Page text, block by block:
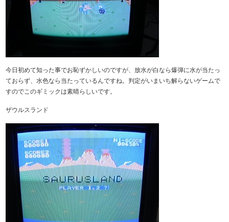
今日初めて知った事でお恥ずかしいのですが、放水が白なら爆弾に水が当たっ
ておらず、水色なら当たっているんですね。判定がいまいち解らないゲームで
すのでこのギミックは素晴らしいです。
ザウルスランド